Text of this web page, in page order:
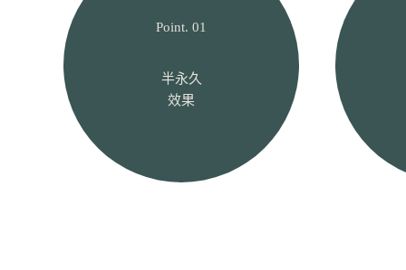
Point. 01
半永久
效果